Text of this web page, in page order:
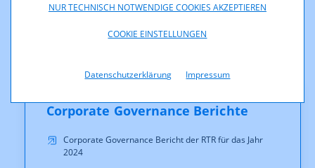
NUR TECHNISCH NOTWENDIGE COOKIES AKZEPTIEREN
COOKIE EINSTELLUNGEN
Datenschutzerklärung Impressum
Mag.Ludwig Schwab (Belegschaftsvertretung)
Corporate Governance Berichte
Corporate Governance Bericht der RTR für das Jahr
2024